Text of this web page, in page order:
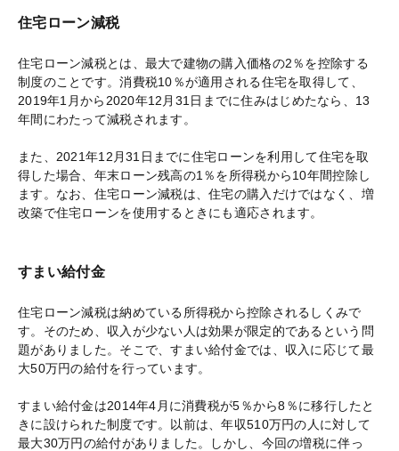
住宅ローン減税
住宅ローン減税とは、最大で建物の購入価格の2％を控除する
制度のことです。消費税10％が適用される住宅を取得して、
2019年1月から2020年12月31日までに住みはじめたなら、13
年間にわたって減税されます。
また、2021年12月31日までに住宅ローンを利用して住宅を取
得した場合、年末ローン残高の1％を所得税から10年間控除し
ます。なお、住宅ローン減税は、住宅の購入だけではなく、増
改築で住宅ローンを使用するときにも適応されます。
すまい給付金
住宅ローン減税は納めている所得税から控除されるしくみで
す。そのため、収入が少ない人は効果が限定的であるという問
題がありました。そこで、すまい給付金では、収入に応じて最
大50万円の給付を行っています。
すまい給付金は2014年4月に消費税が5％から8％に移行したと
きに設けられた制度です。以前は、年収510万円の人に対して
最大30万円の給付がありました。しかし、今回の増税に伴っ